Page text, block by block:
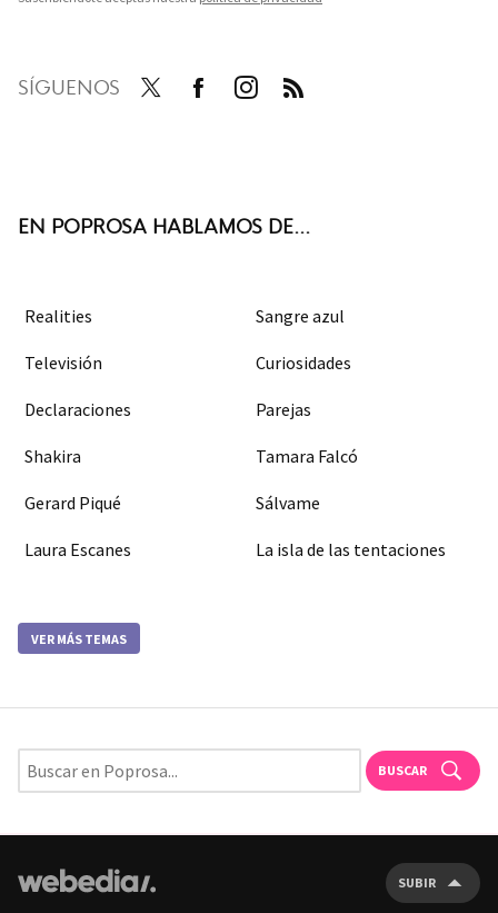
SÍGUENOS
EN POPROSA HABLAMOS DE...
Realities Sangre azul
Televisión Curiosidades
Declaraciones Parejas
Shakira Tamara Falcó
Gerard Piqué Sálvame
Laura Escanes La isla de las tentaciones
VER MÁS TEMAS
BUSCAR
SUBIR